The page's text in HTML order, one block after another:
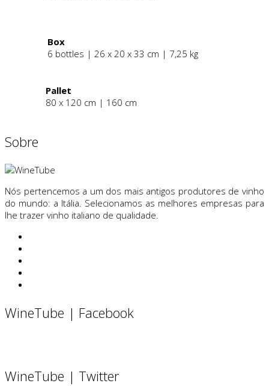
Box
6 bottles | 26 x 20 x 33 cm | 7,25 kg
Pallet
80 x 120 cm | 160 cm
Sobre
Nós pertencemos a um dos mais antigos produtores de vinho
do mundo: a Itália. Selecionamos as melhores empresas para
lhe trazer vinho italiano de qualidade.
WineTube | Facebook
WineTube | Twitter